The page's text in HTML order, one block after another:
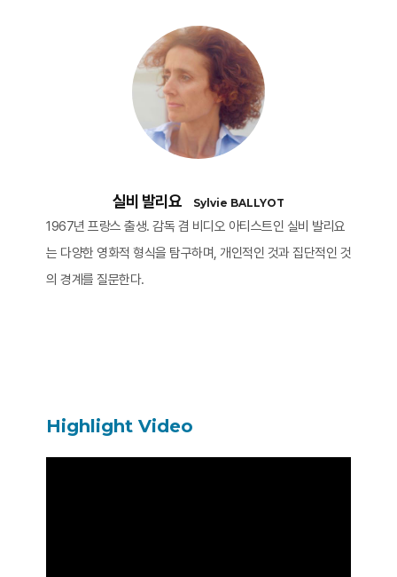
실비 발리요 Sylvie BALLYOT
1967년 프랑스 출생. 감독 겸 비디오 아티스트인 실비 발리요
는 다양한 영화적 형식을 탐구하며, 개인적인 것과 집단적인 것
의 경계를 질문한다.
Highlight Video